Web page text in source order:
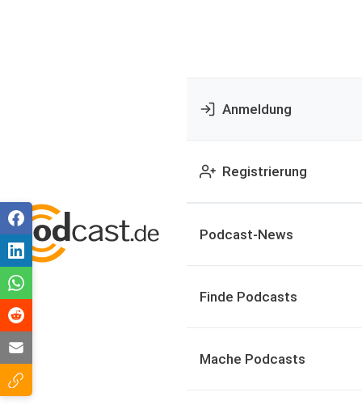
Anmeldung
Registrierung
Podcast-News
Finde Podcasts
Mache Podcasts